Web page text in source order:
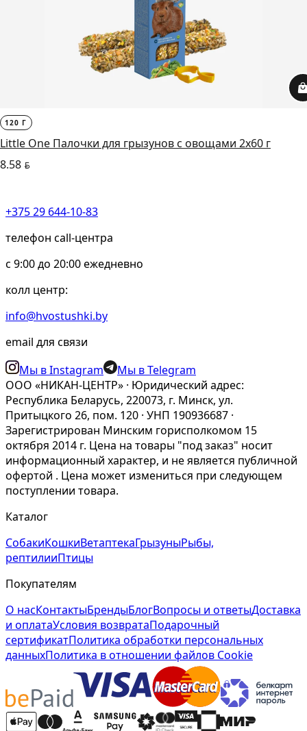
120 Г
Little One Палочки для грызунов с овощами 2х60 г
8.58 BYN
+375 29 644-10-83
телефон call-центра
c 9:00 до 20:00 ежедневно
колл центр:
info@hvostushki.by
email для связи
Мы в Instagram
Мы в Telegram
ООО «НИКАН-ЦЕНТР» · Юридический адрес:
Республика Беларусь, 220073, г. Минск, ул.
Притыцкого 26, пом. 120 · УНП 190936687 ·
Зарегистрирован Минским горисполкомом 15
октября 2014 г. Цена на товары "под заказ" носит
информационный характер, и не является публичной
офертой . Цена может измениться при следующем
поступлении товара.
Каталог
СобакиКошкиВетаптекаГрызуныРыбы,
рептилииПтицы
Покупателям
О насКонтактыБрендыБлогВопросы и ответыДоставка
и оплатаУсловия возвратаПодарочный
сертификатПолитика обработки персональных
данныхПолитика в отношении файлов Cookie